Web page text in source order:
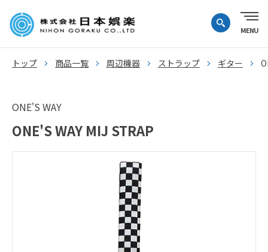
トップ 商品一覧 周辺機器 ストラップ ギター
ONE'S WAY
ONE'S WAY MIJ STRAP